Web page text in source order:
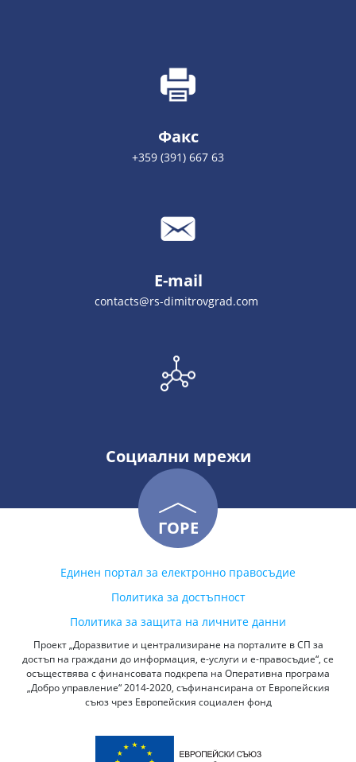
Факс
+359 (391) 667 63
E-mail
contacts@rs-dimitrovgrad.com
Социални мрежи
ГОРЕ
Единен портал за електронно правосъдие
Политика за достъпност
Политика за защита на личните данни
Проект „Доразвитие и централизиране на порталите в СП за
достъп на граждани до информация, е-услуги и е-правосъдие“, се
осъществява с финансовата подкрепа на Оперативна програма
„Добро управление“ 2014-2020, съфинансирана от Европейския
съюз чрез Европейския социален фонд